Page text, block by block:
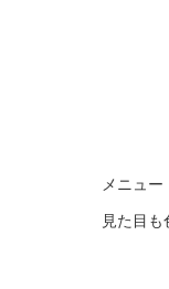
メニュ
見た目